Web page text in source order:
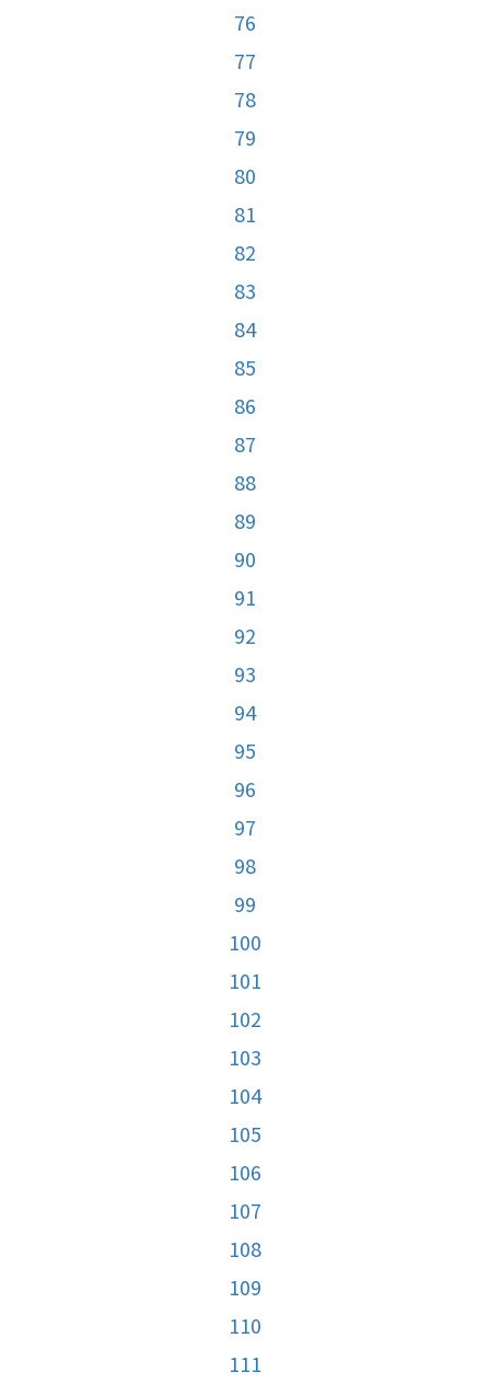
76
77
78
79
80
81
82
83
84
85
86
87
88
89
90
91
92
93
94
95
96
97
98
99
100
101
102
103
104
105
106
107
108
109
110
111